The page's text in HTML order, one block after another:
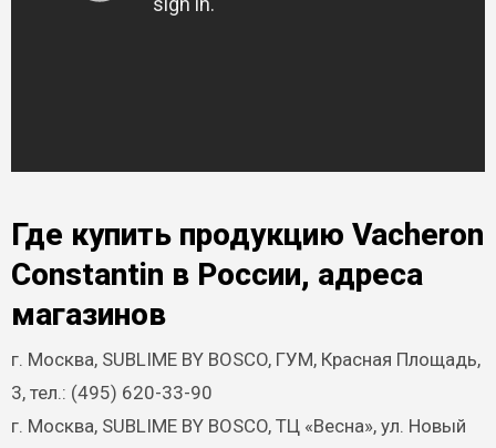
Где купить продукцию Vacheron
Constantin в России, адреса
магазинов
г. Москва, SUBLIME BY BOSCO, ГУМ, Красная Площадь,
3, тел.: (495) 620-33-90
г. Москва, SUBLIME BY BOSCO, ТЦ «Весна», ул. Новый